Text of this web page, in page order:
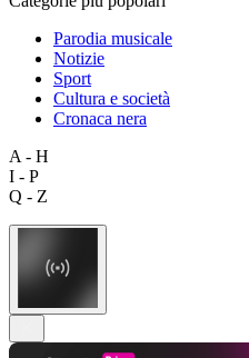
Parodia musicale
Notizie
Sport
Cultura e società
Cronaca nera
A - H
I - P
Q - Z